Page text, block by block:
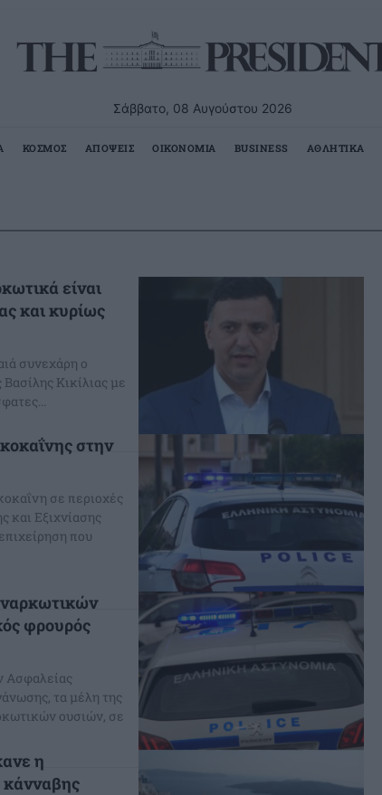
Σάββατο, 08 Αυγούστου 2026
ΚΟΣΜΟΣ ΑΠΟΨΕΙΣ ΟΙΚΟΝΟΜΙΑ BUSINESS ΑΘΛΗΤΙΚΑ
είναι
και κυρίως
συνεχάρη ο
Κικίλιας με
στην
σε περιοχές
και Εξιχνίασης
που
φρουρός
Ασφαλείας
τα μέλη της
ουσιών, σε
η
κάνναβης